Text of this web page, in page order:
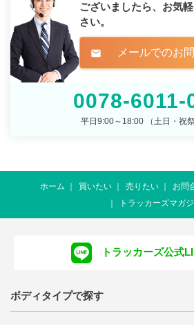
ございましたら、 お気
さい。
mail メールでのお
0078-6011-
平日9:00～18:00 （土日・祝祭
ホーム 買いたい 売りたい お問
トラッカーズマガ
トラッカーズ公式
ボディタイプで探す